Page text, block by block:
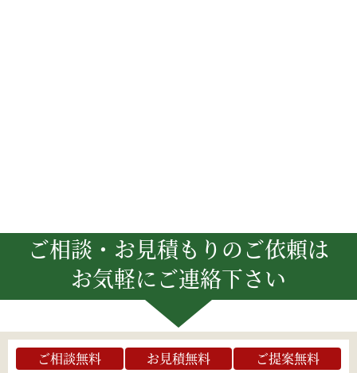
ご相談・お見積もりのご依頼は
お気軽にご連絡下さい
ご相談無料 お見積無料 ご提案無料